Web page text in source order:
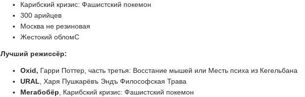
Карибский кризис: Фашистский покемон
300 арийцев
Москва не резиновая
Жестокий обломС
Лучший режиссёр:
Oxid, Гарри Поттер, часть третья: Восстание мышей или Месть психа из Кегельбана
URAL , Харя Пушкарёвъ Эндъ Философская Трава
Мегабобёр , Карибский кризис: Фашистский покемон